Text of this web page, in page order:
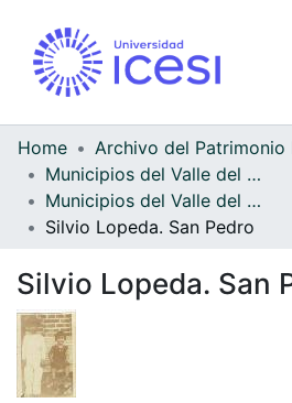
Home
Municipios del Valle del Cauca
Municipios del Valle del Cauca
Silvio Lopeda. San Pedro
Silvio Lopeda. San